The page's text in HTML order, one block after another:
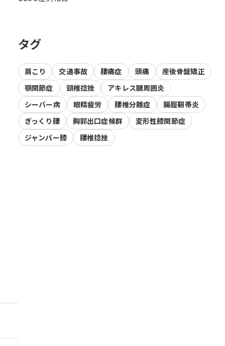
タグ
肩こり 交通事故 腰痛症 頭痛
産後骨盤矯正
顎関節症
頸椎捻挫
アキレス腱周囲炎
シーバー病
眼精疲労 腰椎分離症
腸脛靭帯炎
ぎっくり腰
胸郭出口症候群
変形性膝関節症
ジャンパー膝
腰椎捻挫